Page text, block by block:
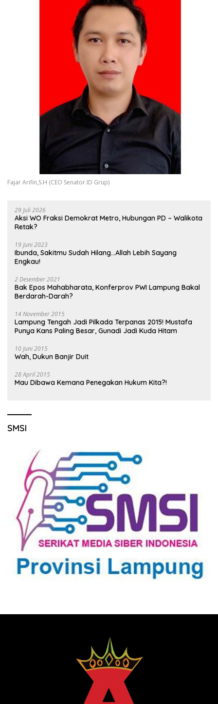
Fajar Arifin,S.H (CEO Senator.ID Grup)
29 Juli 2026
Aksi WO Fraksi Demokrat Metro, Hubungan PD – Walikota
Retak?
19 Juni 2023
Ibunda, Sakitmu Sudah Hilang…Allah Lebih Sayang
Engkau!
2 Desember 2021
Bak Epos Mahabharata, Konferprov PWI Lampung Bakal
Berdarah-Darah?
14 November 2015
Lampung Tengah Jadi Pilkada Terpanas 2015! Mustafa
Punya Kans Paling Besar, Gunadi Jadi Kuda Hitam
10 Juni 2015
Wah, Dukun Banjir Duit
28 April 2015
Mau Dibawa Kemana Penegakan Hukum Kita?!
SMSI